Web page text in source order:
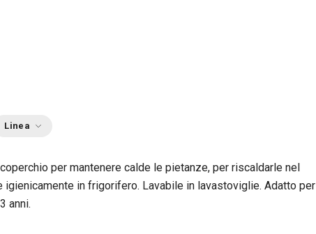
Linea
per mantenere calde le pietanze, per riscaldarle nel
igienicamente in frigorifero. Lavabile in lavastoviglie. Adatto per
anni.